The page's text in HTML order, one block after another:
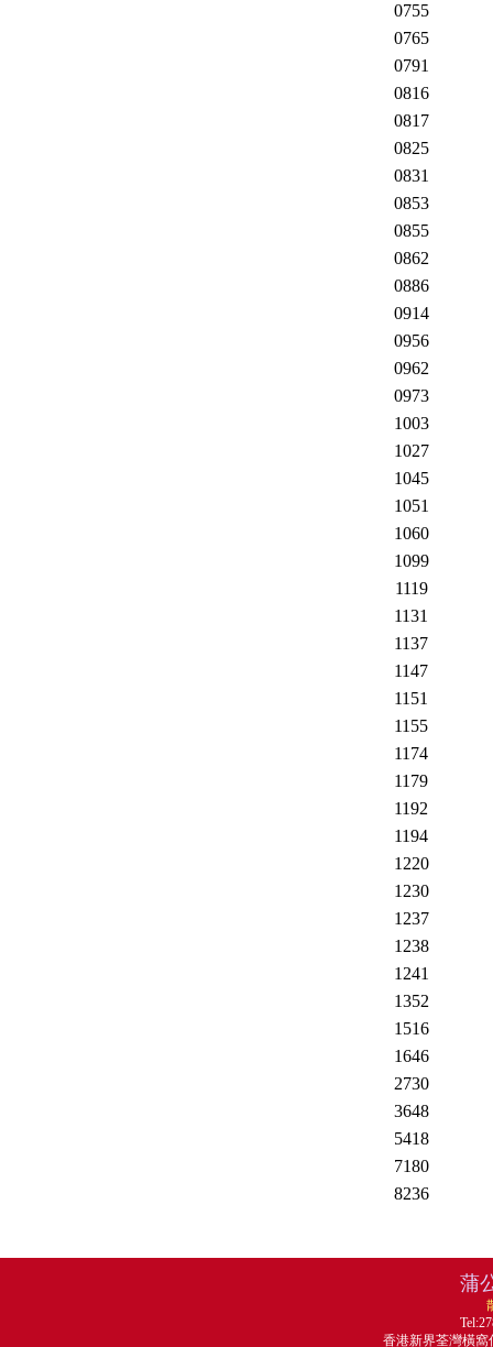
0755
0765
0791
0816
0817
0825
0831
0853
0855
0862
0886
0914
0956
0962
0973
1003
1027
1045
1051
1060
1099
1119
1131
1137
1147
1151
1155
1174
1179
1192
1194
1220
1230
1237
1238
1241
1352
1516
1646
2730
3648
5418
7180
8236
蒲
香港新界荃灣橫窩